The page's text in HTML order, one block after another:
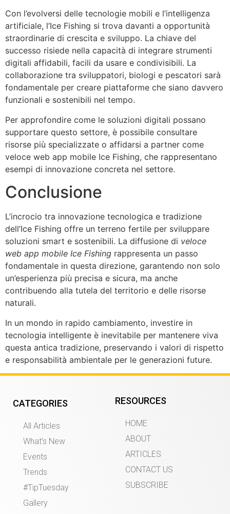
Con l’evolversi delle tecnologie mobili e l’intelligenza
artificiale, l’Ice Fishing si trova davanti a opportunità
straordinarie di crescita e sviluppo. La chiave del
successo risiede nella capacità di integrare strumenti
digitali affidabili, facili da usare e condivisibili. La
collaborazione tra sviluppatori, biologi e pescatori sarà
fondamentale per creare piattaforme che siano davvero
funzionali e sostenibili nel tempo.
Per approfondire come le soluzioni digitali possano
supportare questo settore, è possibile consultare
risorse più specializzate o affidarsi a partner come
veloce web app mobile Ice Fishing, che rappresentano
esempi di innovazione concreta nel settore.
Conclusione
L’incrocio tra innovazione tecnologica e tradizione
dell’Ice Fishing offre un terreno fertile per sviluppare
soluzioni smart e sostenibili. La diffusione di veloce
web app mobile Ice Fishing rappresenta un passo
fondamentale in questa direzione, garantendo non solo
un’esperienza più precisa e sicura, ma anche
contribuendo alla tutela del territorio e delle risorse
naturali.
In un mondo in rapido cambiamento, investire in
tecnologia intelligente è inevitabile per mantenere viva
questa antica tradizione, preservando i valori di rispetto
e responsabilità ambientale per le generazioni future.
CATEGORIES
All Articles
What’s New
Events
Trends
#TipTuesday
Gallery
RESOURCES
HOME
ABOUT
ARTICLES
CONTACT US
SUBSCRIBE